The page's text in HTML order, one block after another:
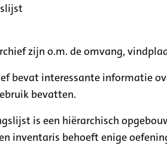
zijn o.m. de omvang,
bevat interessante informatie
bevatten.
is een hiërarchisch
inventaris behoeft enige